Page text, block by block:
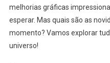
melhorias gráficas
esperar. Mas quais são as
momento? Vamos explorar
universo!